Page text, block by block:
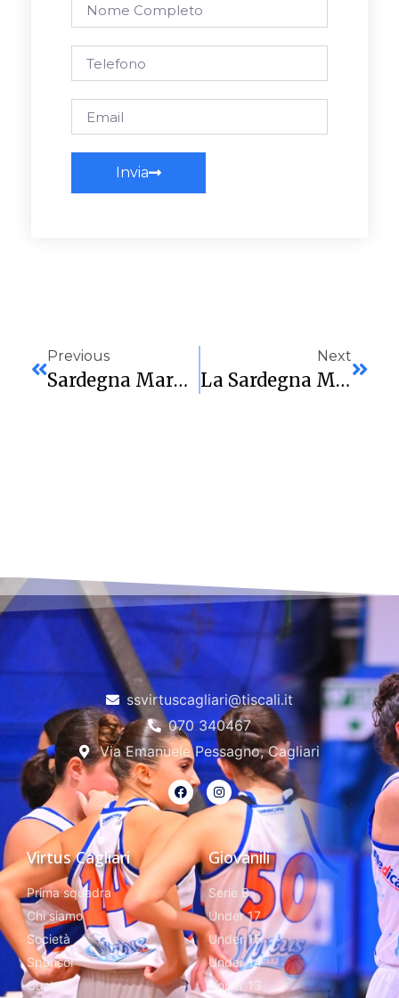
Invia
Previous
Sardegna Marmi Rinnova La Partnership Con La Virtus Cagliari Per La Stagione 2025/2026
Next
La Sardegna Marmi Cagliari Parte Con Il Piede Giusto. Battuta Empoli In Trasferta Per 78-71
ssvirtuscagliari@tiscali.it
070 340467
Via Emanuele Pessagno, Cagliari
Virtus Cagliari
Prima squadra
Chi siamo
Società
Sponsor
Contatti
Giovanili
Serie B
Under 17
Under 15
Under 14
Under 13